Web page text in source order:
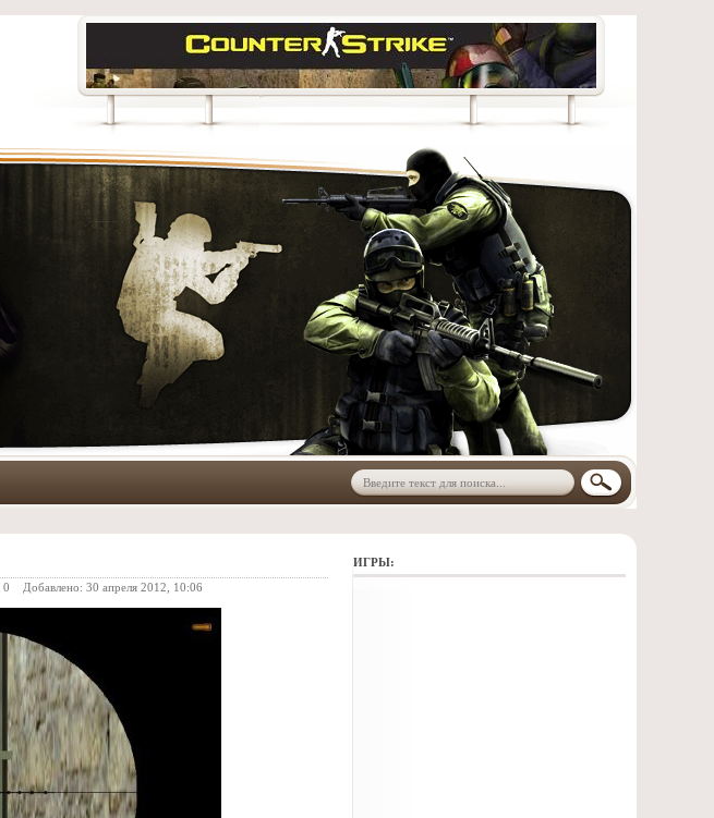
ИГРЫ:
0 Добавлено: 30 апреля 2012, 10:06